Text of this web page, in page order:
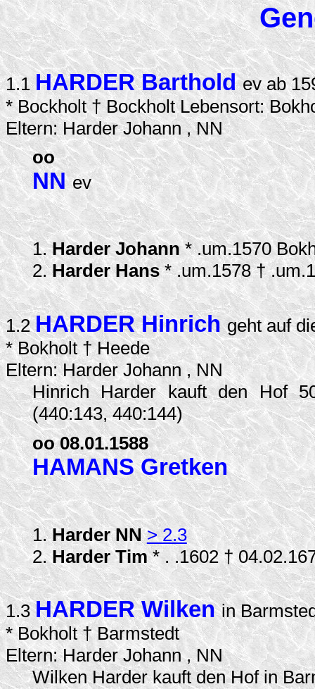
1.1 HARDER Bartholdev ab
* Bockholt † Bockholt Lebensort:
Eltern: Harder Johann , NN
oo
NNev
1.Harder Johann* .um.1570
2.Harder Hans* .um.1578 †
1.2 HARDER Hinrichgeht auf
* Bokholt † Heede
Eltern: Harder Johann , NN
Hinrich Harder kauft den Hof
(440:143, 440:144)
oo 08.01.1588
HAMANS Gretken
1.Harder NN> 2.3
2.Harder Tim* . .1602 †
1.3 HARDER Wilkenin
* Bokholt † Barmstedt
Eltern: Harder Johann , NN
Wilken Harder kauft den Hof in